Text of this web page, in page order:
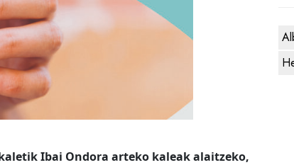
Ibai Ondora arteko kaleak alaitzeko,